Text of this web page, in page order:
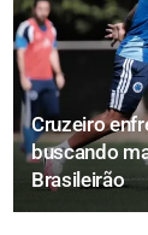
Cruzeiro
buscando
Brasileirão